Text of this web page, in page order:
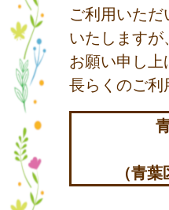
ご利用いた
いたします
お願い申し上
長らくのご利
（青